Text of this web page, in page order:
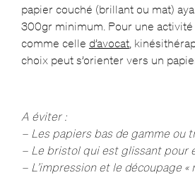
papier couché (brillant ou mat)
300gr minimum. Pour une
comme celle d’avocat,
choix peut s’orienter vers un
A éviter :
– Les papiers bas de gamme ou
– Le bristol qui est glissant pour
– L’impression et le découpage «